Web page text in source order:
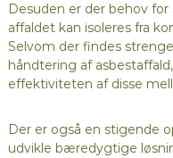
Desuden er der behov
affaldet kan isoleres fra
Selvom der findes
håndtering af
effektiviteten af disse
Der er også en stigende
udvikle bæredygtige